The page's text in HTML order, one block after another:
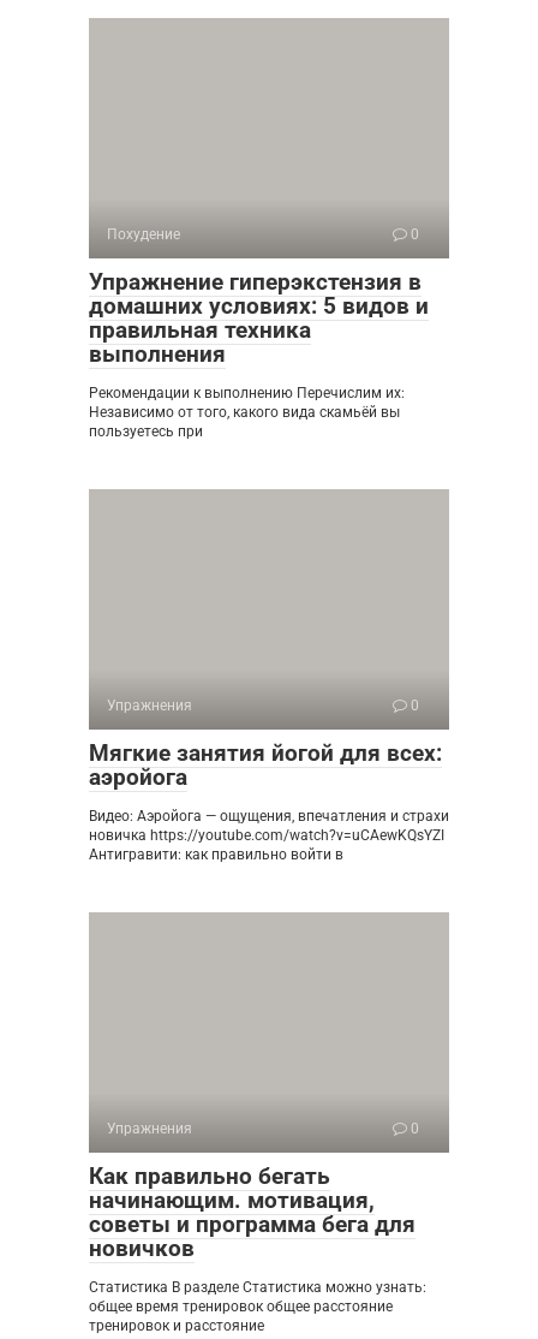
Похудение 0
Упражнение гиперэкстензия в
домашних условиях: 5 видов и
правильная техника
выполнения
Рекомендации к выполнению Перечислим их:
Независимо от того, какого вида скамьёй вы
пользуетесь при
Упражнения 0
Мягкие занятия йогой для всех:
аэройога
Видео: Аэройога — ощущения, впечатления и страхи
новичка https://youtube.com/watch?v=uCAewKQsYZI
Антигравити: как правильно войти в
Упражнения 0
Как правильно бегать
начинающим. мотивация,
советы и программа бега для
новичков
Статистика В разделе Статистика можно узнать:
общее время тренировок общее расстояние
тренировок и расстояние